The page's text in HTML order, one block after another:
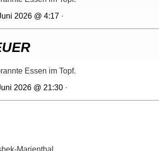
2026 @ 4:17 ·
Essen im Topf.
2026 @ 21:30 ·
Marienthal